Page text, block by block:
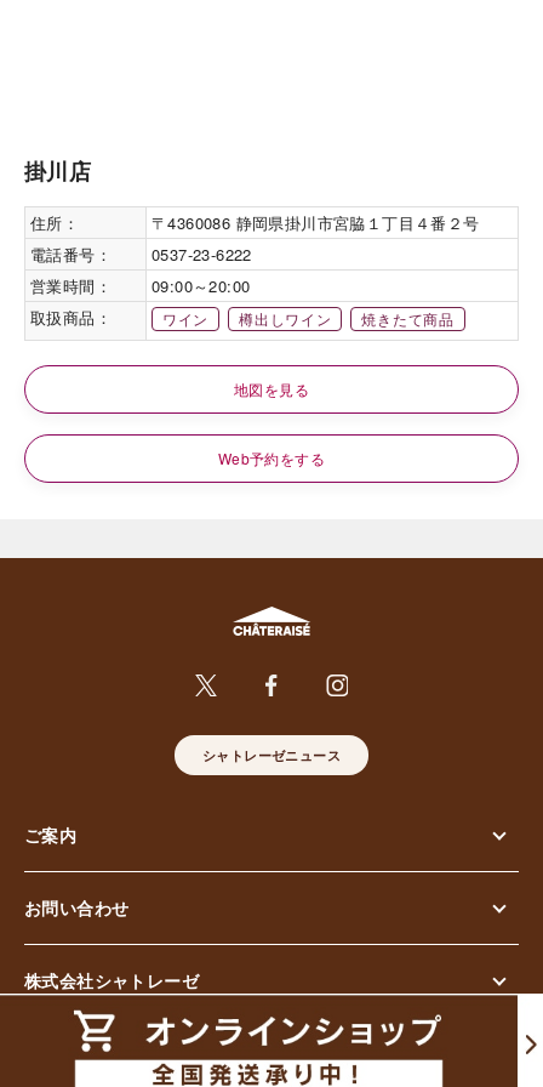
掛川店
住所：
〒4360086 静岡県掛川市宮脇１丁目４番２号
電話番号：
0537-23-6222
営業時間：
09:00～20:00
取扱商品：
ワイン 樽出しワイン 焼きたて商品
地図を見る
Web予約をする
シャトレーゼニュース
ご案内
お問い合わせ
株式会社シャトレーゼ
© Chateraise Co.,Ltd. All Rights Reserved.